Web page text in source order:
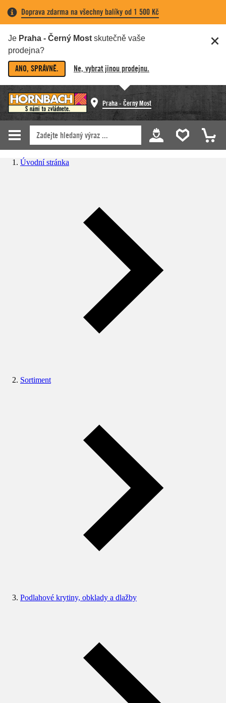
Doprava zdarma na všechny balíky od 1 500 Kč
Je Praha - Černý Most skutečně vaše
prodejna?
ANO, SPRÁVNĚ. Ne, vybrat jinou prodejnu.
Praha - Černý Most
Úvodní stránka
Sortiment
Podlahové krytiny, obklady a dlažby